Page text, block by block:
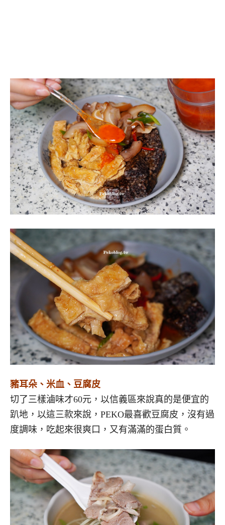
豬耳朵、米血、豆腐皮
切了三樣滷味才60元，以信義區來說真的是便宜的
趴地，以這三款來說，PEKO最喜歡豆腐皮，沒有過
度調味，吃起來很爽口，又有滿滿的蛋白質。